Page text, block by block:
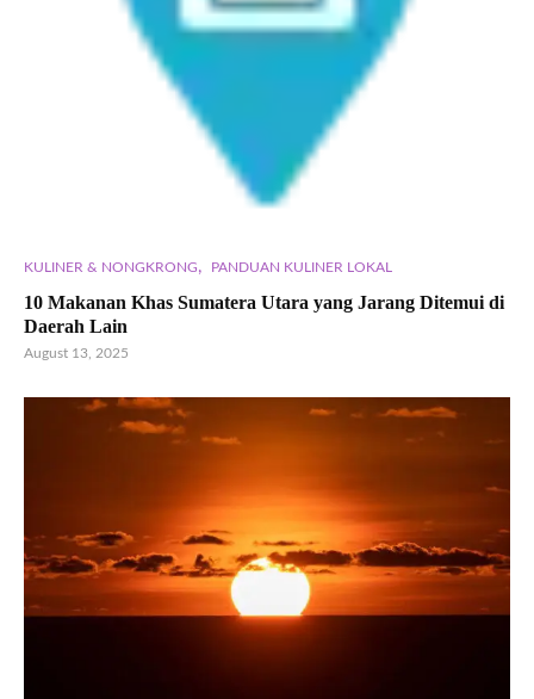
KULINER & NONGKRONG, PANDUAN KULINER LOKAL
10 Makanan Khas Sumatera Utara yang Jarang Ditemui di
Daerah Lain
August 13, 2025